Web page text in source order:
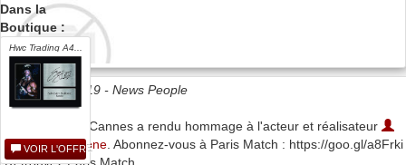
Date 25/05/2019 - News People
Le Festival de Cannes a rendu hommage à l'acteur et réalisateur
Sylvester Stallone . Abonnez-vous à Paris Match : https://goo.gl/a8Frki
Dans la
Boutique :
Hwc Trading A4...
VOIR L'OFFRE